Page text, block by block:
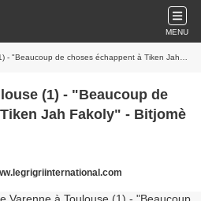
MENU
de choses échappent à Tiken Jah Fakoly" - Bitjomè Bi Maangè Mbai
(1) - "Beaucoup de
Jah Fakoly" - Bitjomè